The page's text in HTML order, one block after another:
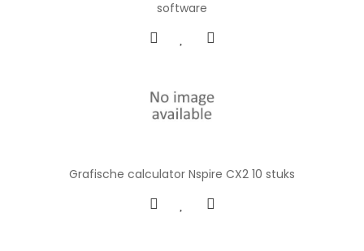
software
Grafische calculator Nspire CX2 10 stuks